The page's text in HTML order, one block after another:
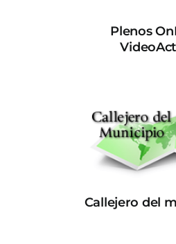
Plenos
Callejero del